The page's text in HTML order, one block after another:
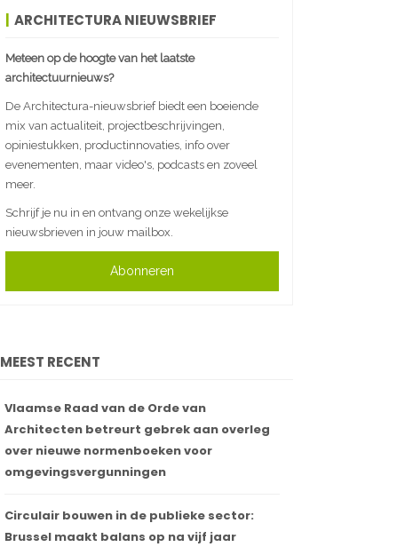
ARCHITECTURA NIEUWSBRIEF
Meteen op de hoogte van het laatste
architectuurnieuws?
De Architectura-nieuwsbrief biedt een boeiende
mix van actualiteit, projectbeschrijvingen,
opiniestukken, productinnovaties, info over
evenementen, maar video's, podcasts en zoveel
meer.
Schrijf je nu in en ontvang onze wekelijkse
nieuwsbrieven in jouw mailbox.
Abonneren
MEEST RECENT
Vlaamse Raad van de Orde van
Architecten betreurt gebrek aan overleg
over nieuwe normenboeken voor
omgevingsvergunningen
Circulair bouwen in de publieke sector:
Brussel maakt balans op na vijf jaar